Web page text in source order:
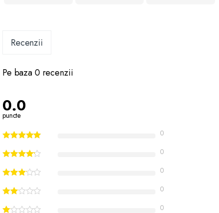
Recenzii
Pe baza 0 recenzii
0.0
puncte
0
0
0
0
0